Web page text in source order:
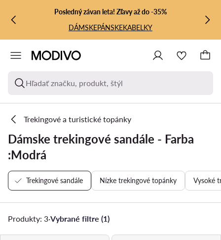
PREJSŤ NA HLAVNÝ OBSAH
PREJSŤ NA VYHĽADÁVANIE
Posledný závan leta! Zľavy až do -35%
DÁMSKEPÁNSKEKABELKY
Hľadať značku, produkt, štýl
Trekingové a turistické topánky
Dámske trekingové sandále - Farba
:Modrá
Trekingové sandále Nízke trekingové topánky Vysoké
Produkty: 3·Vybrané filtre (1)